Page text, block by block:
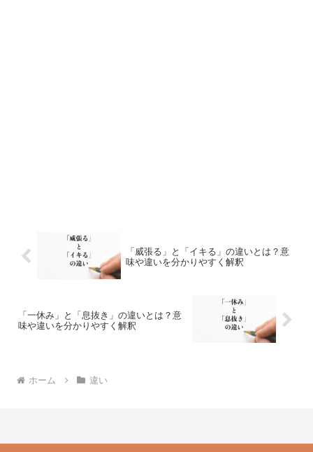
「威張る」と「イキる」の違いとは？意
味や違いを分かりやすく解釈
「一休み」と「息抜き」の違いとは？意
味や違いを分かりやすく解釈
ホーム 違い